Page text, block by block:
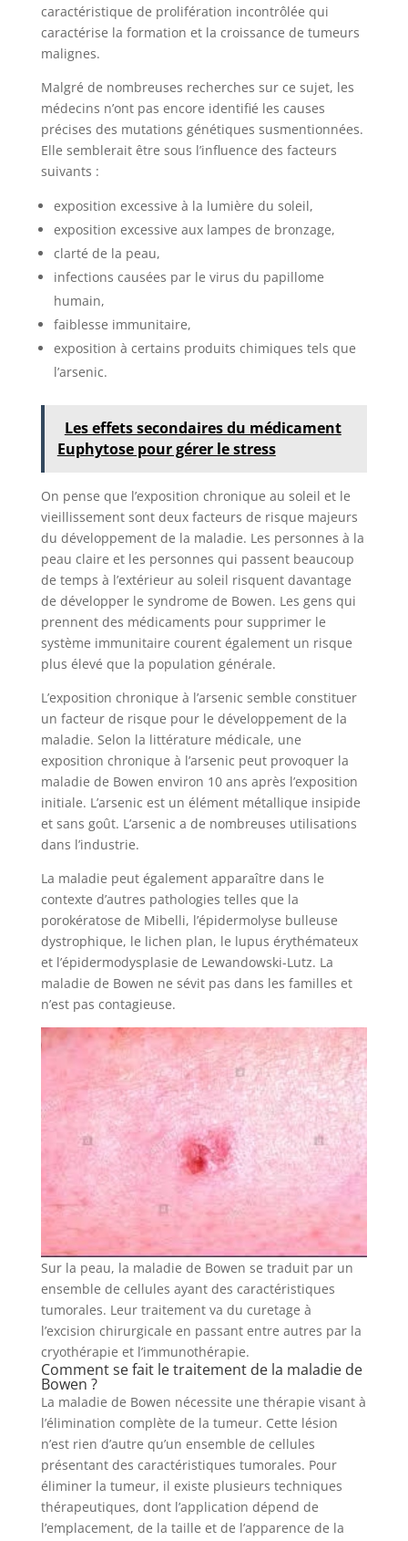
caractéristique de prolifération incontrôlée qui
caractérise la formation et la croissance de tumeurs
malignes.
Malgré de nombreuses recherches sur ce sujet, les
médecins n’ont pas encore identifié les causes
précises des mutations génétiques susmentionnées.
Elle semblerait être sous l’influence des facteurs
suivants :
exposition excessive à la lumière du soleil,
exposition excessive aux lampes de bronzage,
clarté de la peau,
infections causées par le virus du papillome
humain,
faiblesse immunitaire,
exposition à certains produits chimiques tels que
l’arsenic.
Les effets secondaires du médicament
Euphytose pour gérer le stress
On pense que l’exposition chronique au soleil et le
vieillissement sont deux facteurs de risque majeurs
du développement de la maladie. Les personnes à la
peau claire et les personnes qui passent beaucoup
de temps à l’extérieur au soleil risquent davantage
de développer le syndrome de Bowen. Les gens qui
prennent des médicaments pour supprimer le
système immunitaire courent également un risque
plus élevé que la population générale.
L’exposition chronique à l’arsenic semble constituer
un facteur de risque pour le développement de la
maladie. Selon la littérature médicale, une
exposition chronique à l’arsenic peut provoquer la
maladie de Bowen environ 10 ans après l’exposition
initiale. L’arsenic est un élément métallique insipide
et sans goût. L’arsenic a de nombreuses utilisations
dans l’industrie.
La maladie peut également apparaître dans le
contexte d’autres pathologies telles que la
porokératose de Mibelli, l’épidermolyse bulleuse
dystrophique, le lichen plan, le lupus érythémateux
et l’épidermodysplasie de Lewandowski-Lutz. La
maladie de Bowen ne sévit pas dans les familles et
n’est pas contagieuse.
Sur la peau, la maladie de Bowen se traduit par un
ensemble de cellules ayant des caractéristiques
tumorales. Leur traitement va du curetage à
l’excision chirurgicale en passant entre autres par la
cryothérapie et l’immunothérapie.
Comment se fait le traitement de la maladie de
Bowen ?
La maladie de Bowen nécessite une thérapie visant à
l’élimination complète de la tumeur. Cette lésion
n’est rien d’autre qu’un ensemble de cellules
présentant des caractéristiques tumorales. Pour
éliminer la tumeur, il existe plusieurs techniques
thérapeutiques, dont l’application dépend de
l’emplacement, de la taille et de l’apparence de la